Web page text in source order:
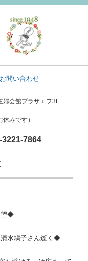
お問い合わせ
会館プラザエフ3F
みです）
7864
望◆
水鳩子さん逝く◆